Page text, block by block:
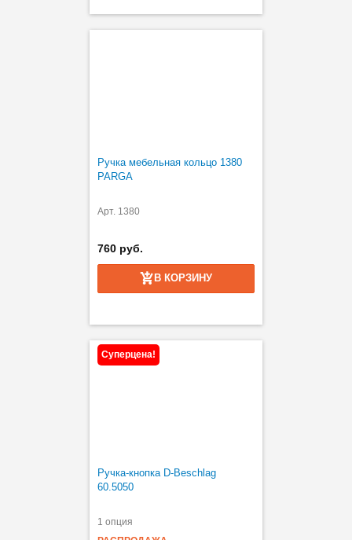
Ручка мебельная кольцо 1380
PARGA
Арт. 1380
760 руб.
В КОРЗИНУ
Суперцена!
Ручка-кнопка D-Beschlag
60.5050
1 опция